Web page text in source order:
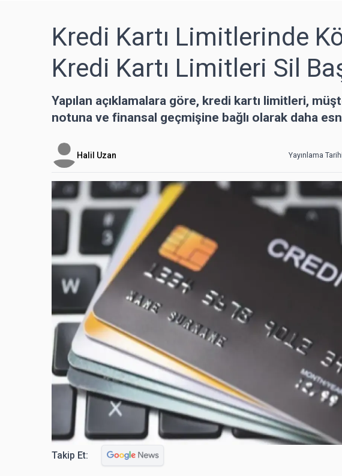
Kredi Kartı Limitlerinde
Kredi Kartı Limitleri Sil
Yapılan açıklamalara göre, kredi kartı limitleri,
notuna ve finansal geçmişine bağlı olarak daha
Halil Uzan Yayınlama
Takip Et: